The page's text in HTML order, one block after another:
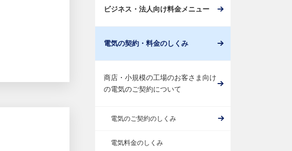
ビジネス・法人向け料金メニュー
電気の契約・料金のしくみ
商店・小規模の工場のお客さま向け
の電気のご契約について
電気のご契約のしくみ
電気料金のしくみ